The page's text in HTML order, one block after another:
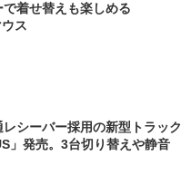
着せ替えも楽しめる
ス
シーバー採用の新型トラック
」発売。3台切り替えや静音